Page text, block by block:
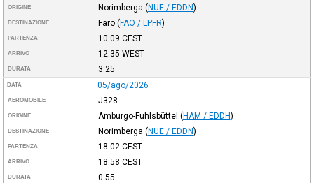
ORIGINE Norimberga (NUE / EDDN)
DESTINAZIONE Faro (FAO / LPFR)
PARTENZA 10:09 CEST
ARRIVO 12:35 WEST
DURATA 3:25
DATA 05/ago/2026
AEROMOBILE J328
ORIGINE Amburgo-Fuhlsbüttel (HAM / EDDH)
DESTINAZIONE Norimberga (NUE / EDDN)
PARTENZA 18:02 CEST
ARRIVO 18:58 CEST
DURATA 0:55